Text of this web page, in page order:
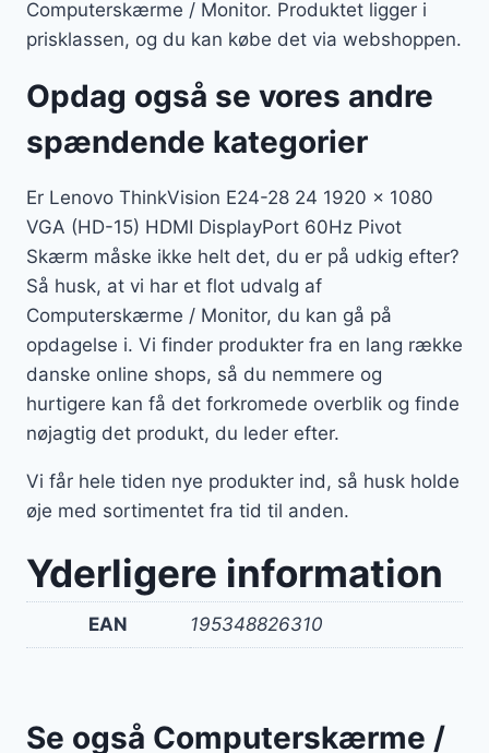
Computerskærme / Monitor. Produktet ligger i
prisklassen, og du kan købe det via webshoppen.
Opdag også se vores andre
spændende kategorier
Er Lenovo ThinkVision E24-28 24 1920 x 1080
VGA (HD-15) HDMI DisplayPort 60Hz Pivot
Skærm måske ikke helt det, du er på udkig efter?
Så husk, at vi har et flot udvalg af
Computerskærme / Monitor, du kan gå på
opdagelse i. Vi finder produkter fra en lang række
danske online shops, så du nemmere og
hurtigere kan få det forkromede overblik og finde
nøjagtig det produkt, du leder efter.
Vi får hele tiden nye produkter ind, så husk holde
øje med sortimentet fra tid til anden.
Yderligere information
EAN 195348826310
Se også Computerskærme /